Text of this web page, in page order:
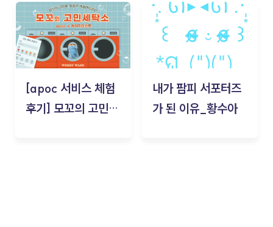
[apoc 서비스 체험
후기] 모꼬의 고민세
내가 팜피 서포터즈
가 된 이유_황수아